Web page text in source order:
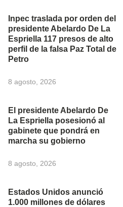
Inpec traslada por orden del
presidente Abelardo De La
Espriella 117 presos de alto
perfil de la falsa Paz Total de
Petro
8 agosto, 2026
El presidente Abelardo De
La Espriella posesionó al
gabinete que pondrá en
marcha su gobierno
8 agosto, 2026
Estados Unidos anunció
1.000 millones de dólares